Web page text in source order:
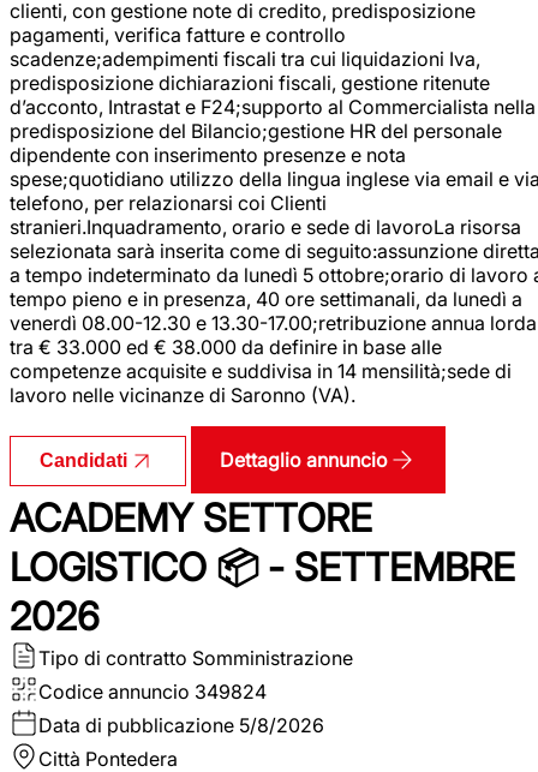
clienti, con gestione note di credito, predisposizione
pagamenti, verifica fatture e controllo
scadenze;adempimenti fiscali tra cui liquidazioni Iva,
predisposizione dichiarazioni fiscali, gestione ritenute
d’acconto, Intrastat e F24;supporto al Commercialista nella
predisposizione del Bilancio;gestione HR del personale
dipendente con inserimento presenze e nota
spese;quotidiano utilizzo della lingua inglese via email e
telefono, per relazionarsi coi Clienti
stranieri.Inquadramento, orario e sede di lavoroLa risorsa
selezionata sarà inserita come di seguito:assunzione
a tempo indeterminato da lunedì 5 ottobre;orario di lavoro
tempo pieno e in presenza, 40 ore settimanali, da lunedì a
venerdì 08.00-12.30 e 13.30-17.00;retribuzione annua lorda
tra € 33.000 ed € 38.000 da definire in base alle
competenze acquisite e suddivisa in 14 mensilità;sede di
lavoro nelle vicinanze di Saronno (VA).
Candidati Dettaglio annuncio
ACADEMY SETTORE
LOGISTICO 📦 - SETTEMBRE
2026
Tipo di contratto Somministrazione
Codice annuncio 349824
Data di pubblicazione 5/8/2026
Città Pontedera